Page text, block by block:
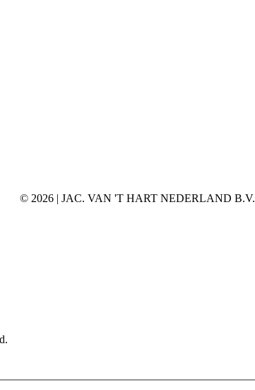
© 2026 | JAC. VAN 'T HART NEDERLAND B.V.